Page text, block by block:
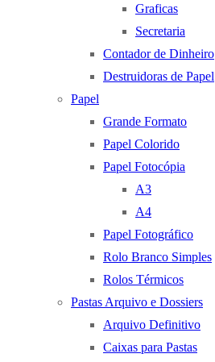
Graficas
Secretaria
Contador de Dinheiro
Destruidoras de Papel
Papel
Grande Formato
Papel Colorido
Papel Fotocópia
A3
A4
Papel Fotográfico
Rolo Branco Simples
Rolos Térmicos
Pastas Arquivo e Dossiers
Arquivo Definitivo
Caixas para Pastas